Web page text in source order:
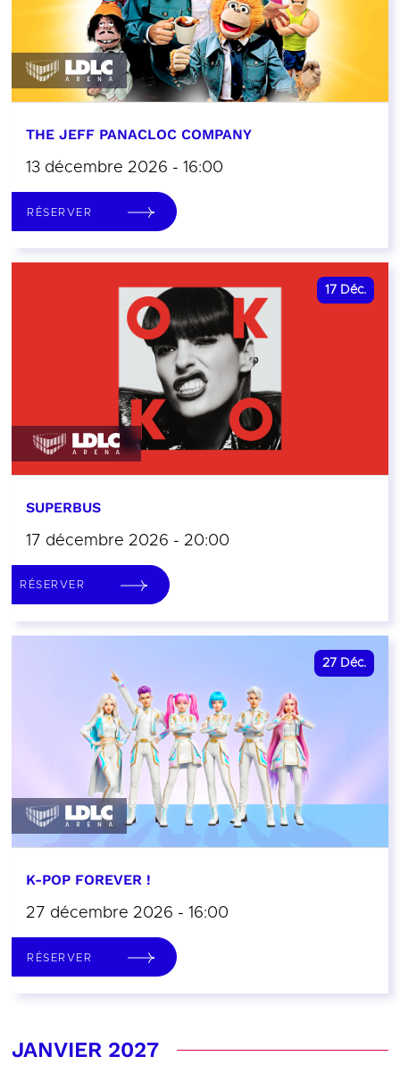
THE JEFF PANACLOC COMPANY
13 décembre 2026 - 16:00
RÉSERVER
17 Déc.
SUPERBUS
17 décembre 2026 - 20:00
RÉSERVER
27 Déc.
K-POP FOREVER !
27 décembre 2026 - 16:00
RÉSERVER
JANVIER 2027